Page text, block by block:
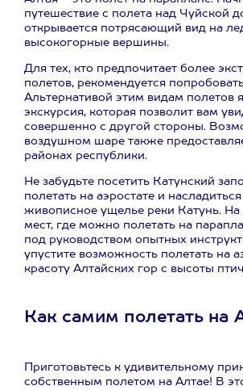
путешествие с полета над Чуйской
открывается потрясающий вид на
высокогорные вершины.
Для тех, кто предпочитает более
полетов, рекомендуется
Альтернативой этим видам полетов
экскурсия, которая позволит вам
совершенно с другой стороны.
воздушном шаре также
районах республики.
Не забудьте посетить Катунский
полетать на аэростате и
живописное ущелье реки Катунь. На
мест, где можно полетать на
под руководством опытных
упустите возможность полетать на
красоту Алтайских гор с высоты
Как самим полетать на
Приготовьтесь к удивительному
собственным полетом на Алтае! В